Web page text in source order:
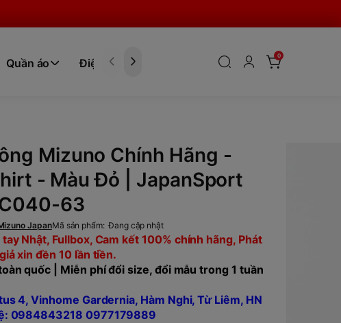
Quần áo Điện tử
0
Mizuno Chính Hãng -
- Màu Đỏ | JapanSport
63
JapanMã sản phẩm: Đang cập nhật
Nhật, Fullbox, Cam kết 100% chính hãng, Phát
xin đền 10 lần tiền.
quốc | Miễn phí đổi size, đổi mẫu trong 1 tuần
4, Vinhome Gardernia, Hàm Nghi, Từ Liêm, HN
0984843218 0977179889